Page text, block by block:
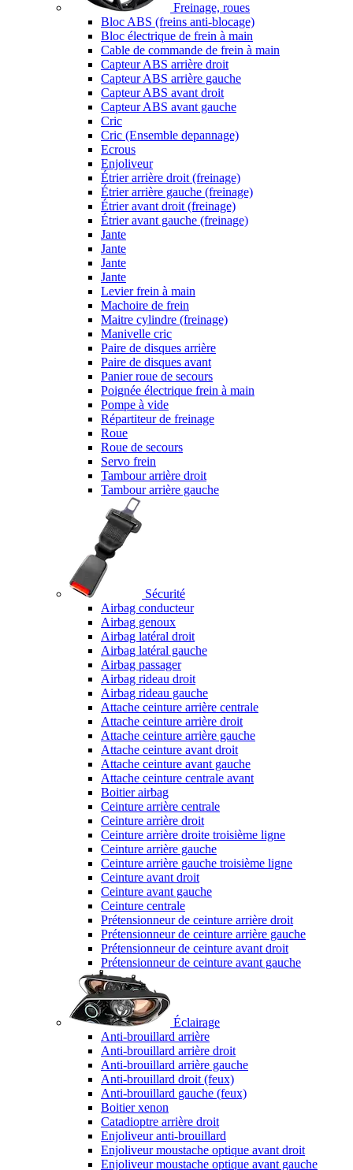
Freinage, roues
Bloc ABS (freins anti-blocage)
Bloc électrique de frein à main
Cable de commande de frein à main
Capteur ABS arrière droit
Capteur ABS arrière gauche
Capteur ABS avant droit
Capteur ABS avant gauche
Cric
Cric (Ensemble depannage)
Ecrous
Enjoliveur
Étrier arrière droit (freinage)
Étrier arrière gauche (freinage)
Étrier avant droit (freinage)
Étrier avant gauche (freinage)
Jante
Jante
Jante
Jante
Levier frein à main
Machoire de frein
Maitre cylindre (freinage)
Manivelle cric
Paire de disques arrière
Paire de disques avant
Panier roue de secours
Poignée électrique frein à main
Pompe à vide
Répartiteur de freinage
Roue
Roue de secours
Servo frein
Tambour arrière droit
Tambour arrière gauche
Sécurité
Airbag conducteur
Airbag genoux
Airbag latéral droit
Airbag latéral gauche
Airbag passager
Airbag rideau droit
Airbag rideau gauche
Attache ceinture arrière centrale
Attache ceinture arrière droit
Attache ceinture arrière gauche
Attache ceinture avant droit
Attache ceinture avant gauche
Attache ceinture centrale avant
Boitier airbag
Ceinture arrière centrale
Ceinture arrière droit
Ceinture arrière droite troisième ligne
Ceinture arrière gauche
Ceinture arrière gauche troisième ligne
Ceinture avant droit
Ceinture avant gauche
Ceinture centrale
Prétensionneur de ceinture arrière droit
Prétensionneur de ceinture arrière gauche
Prétensionneur de ceinture avant droit
Prétensionneur de ceinture avant gauche
Éclairage
Anti-brouillard arrière
Anti-brouillard arrière droit
Anti-brouillard arrière gauche
Anti-brouillard droit (feux)
Anti-brouillard gauche (feux)
Boitier xenon
Catadioptre arrière droit
Enjoliveur anti-brouillard
Enjoliveur moustache optique avant droit
Enjoliveur moustache optique avant gauche